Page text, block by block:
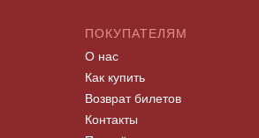
ПОКУПАТЕЛЯМ
О нас
Как купить
Возврат билетов
Контакты